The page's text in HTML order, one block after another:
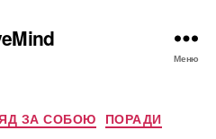
Меню
Категорії
ЗА СОБОЮ ПОРАДИ